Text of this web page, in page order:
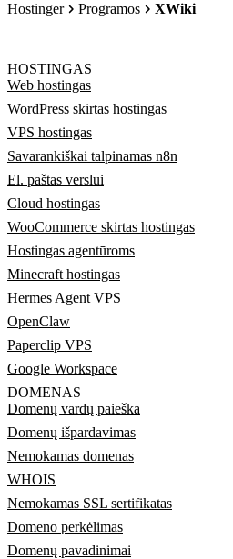
Hostinger Programos XWiki
HOSTINGAS
Web hostingas
WordPress skirtas hostingas
VPS hostingas
Savarankiškai talpinamas n8n
El. paštas verslui
Cloud hostingas
WooCommerce skirtas hostingas
Hostingas agentūroms
Minecraft hostingas
Hermes Agent VPS
OpenClaw
Paperclip VPS
Google Workspace
DOMENAS
Domenų vardų paieška
Domenų išpardavimas
Nemokamas domenas
WHOIS
Nemokamas SSL sertifikatas
Domeno perkėlimas
Domenų pavadinimai